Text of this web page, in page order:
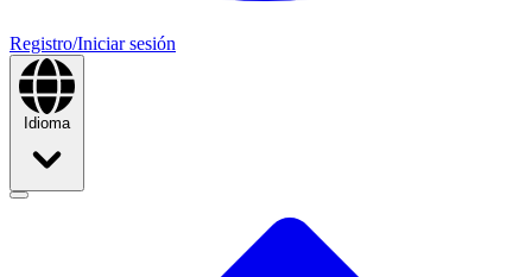
Registro/Iniciar sesión
Idioma